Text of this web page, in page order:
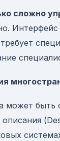
сложно
Интерфейс
может быть
описания